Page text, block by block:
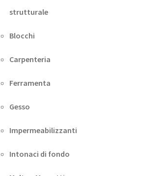
strutturale
Blocchi
Carpenteria
Ferramenta
Gesso
Impermeabilizzanti
Intonaci di fondo